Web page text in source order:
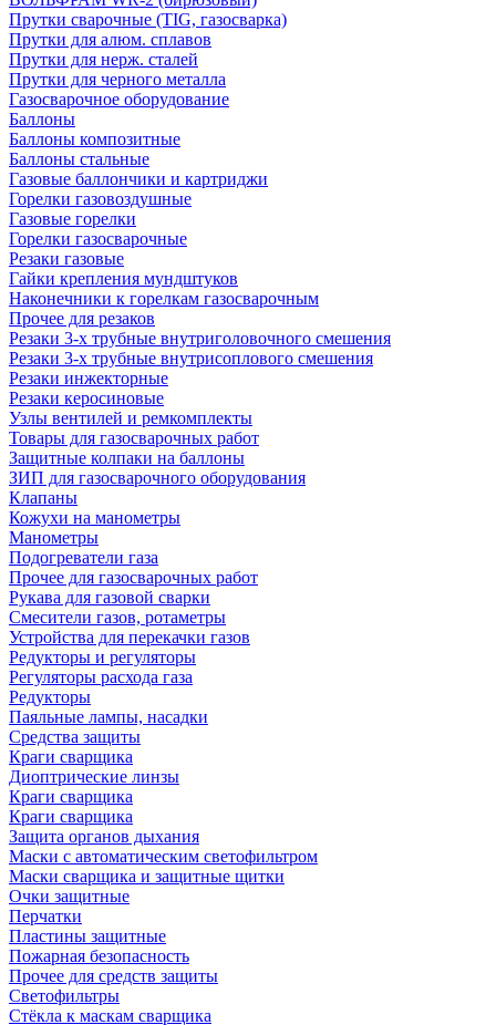
Прутки сварочные (TIG, газосварка)
Прутки для алюм. сплавов
Прутки для нерж. сталей
Прутки для черного металла
Газосварочное оборудование
Баллоны
Баллоны композитные
Баллоны стальные
Газовые баллончики и картриджи
Горелки газовоздушные
Газовые горелки
Горелки газосварочные
Резаки газовые
Гайки крепления мундштуков
Наконечники к горелкам газосварочным
Прочее для резаков
Резаки 3-х трубные внутриголовочного смешения
Резаки 3-х трубные внутрисоплового смешения
Резаки инжекторные
Резаки керосиновые
Узлы вентилей и ремкомплекты
Товары для газосварочных работ
Защитные колпаки на баллоны
ЗИП для газосварочного оборудования
Клапаны
Кожухи на манометры
Манометры
Подогреватели газа
Прочее для газосварочных работ
Рукава для газовой сварки
Смесители газов, ротаметры
Устройства для перекачки газов
Редукторы и регуляторы
Регуляторы расхода газа
Редукторы
Паяльные лампы, насадки
Средства защиты
Краги сварщика
Диоптрические линзы
Краги сварщика
Краги сварщика
Защита органов дыхания
Маски с автоматическим светофильтром
Маски сварщика и защитные щитки
Очки защитные
Перчатки
Пластины защитные
Пожарная безопасность
Прочее для средств защиты
Светофильтры
Стёкла к маскам сварщика